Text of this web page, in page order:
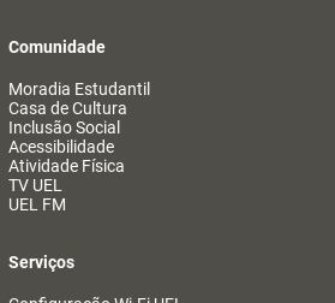
Comunidade
Moradia Estudantil
Casa de Cultura
Inclusão Social
Acessibilidade
Atividade Física
TV UEL
UEL FM
Serviços